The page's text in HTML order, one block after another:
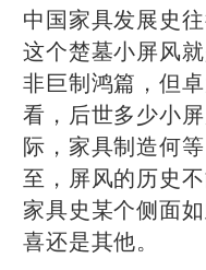
中国家具发展史
这个楚墓小屏风
非巨制鸿篇，但
看，后世多少小
际，家具制造何
至，屏风的历史
家具史某个侧面
喜还是其他。